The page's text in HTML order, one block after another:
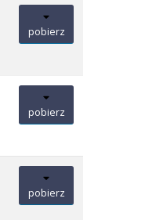
pobierz
pobierz
pobierz